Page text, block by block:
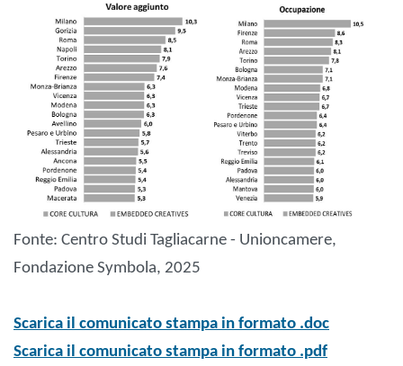
Fonte: Centro Studi Tagliacarne - Unioncamere,
Fondazione Symbola, 2025
Scarica il comunicato stampa in formato .doc
Scarica il comunicato stampa in formato .pdf